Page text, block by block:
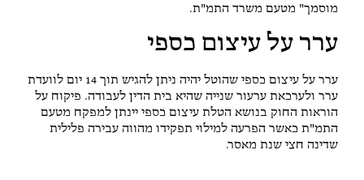
מוסמך" מטעם משרד התמ"ת.
ערר על עיצום כספי
ערר על עיצום כספי שהוטל יהיה ניתן להגיש תוך 14 יום לוועדת
ערר ולערכאת ערעור שנייה שהיא בית הדין לעבודה. פיקוח על
הוראות החוק בנושא הטלת עיצום כספי יינתן למפקח מטעם
התמ"ת כאשר הפרעה למילוי תפקידו מהווה עבירה פלילית
שדינה חצי שנת מאסר.